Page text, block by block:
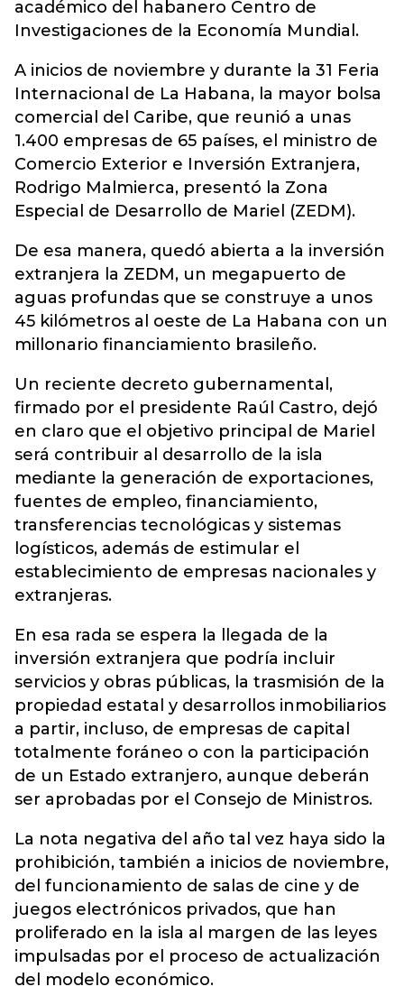
académico del habanero Centro de
Investigaciones de la Economía Mundial.
A inicios de noviembre y durante la 31 Feria
Internacional de La Habana, la mayor bolsa
comercial del Caribe, que reunió a unas
1.400 empresas de 65 países, el ministro de
Comercio Exterior e Inversión Extranjera,
Rodrigo Malmierca, presentó la Zona
Especial de Desarrollo de Mariel (ZEDM).
De esa manera, quedó abierta a la inversión
extranjera la ZEDM, un megapuerto de
aguas profundas que se construye a unos
45 kilómetros al oeste de La Habana con un
millonario financiamiento brasileño.
Un reciente decreto gubernamental,
firmado por el presidente Raúl Castro, dejó
en claro que el objetivo principal de Mariel
será contribuir al desarrollo de la isla
mediante la generación de exportaciones,
fuentes de empleo, financiamiento,
transferencias tecnológicas y sistemas
logísticos, además de estimular el
establecimiento de empresas nacionales y
extranjeras.
En esa rada se espera la llegada de la
inversión extranjera que podría incluir
servicios y obras públicas, la trasmisión de la
propiedad estatal y desarrollos inmobiliarios
a partir, incluso, de empresas de capital
totalmente foráneo o con la participación
de un Estado extranjero, aunque deberán
ser aprobadas por el Consejo de Ministros.
La nota negativa del año tal vez haya sido la
prohibición, también a inicios de noviembre,
del funcionamiento de salas de cine y de
juegos electrónicos privados, que han
proliferado en la isla al margen de las leyes
impulsadas por el proceso de actualización
del modelo económico.